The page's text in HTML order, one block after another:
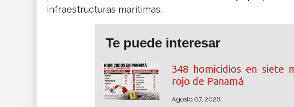
infraestructuras marítimas.
Te puede interesar
348 homicidios en siete
rojo de Panamá
Agosto 07, 2026